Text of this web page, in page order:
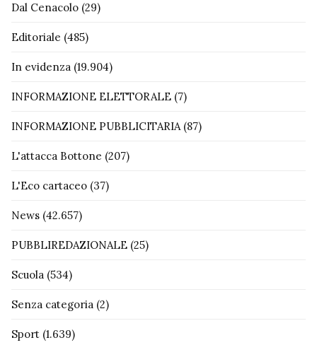
Dal Cenacolo (29)
Editoriale (485)
In evidenza (19.904)
INFORMAZIONE ELETTORALE (7)
INFORMAZIONE PUBBLICITARIA(87)
L'attacca Bottone (207)
L'Eco cartaceo (37)
News (42.657)
PUBBLIREDAZIONALE (25)
Scuola (534)
Senza categoria (2)
Sport (1.639)